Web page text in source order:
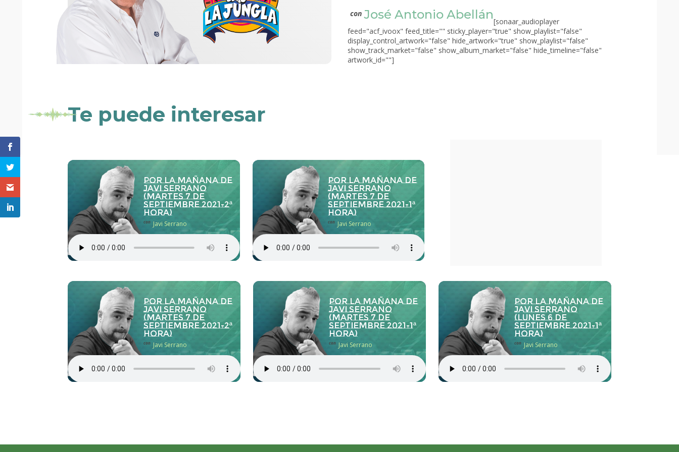
con José Antonio Abellán[sonaar_audioplayer
feed="acf_ivoox" feed_title="" sticky_player="true" show_playlist="false"
display_control_artwork="false" hide_artwork="true" show_playlist="false"
show_track_market="false" show_album_market="false" hide_timeline="false"
artwork_id=""]
Te puede interesar
Por la Mañana de
Javi Serrano
(martes 7 de
septiembre 2021-2ª
hora)
con Javi Serrano
Por la Mañana de
Javi Serrano
(martes 7 de
septiembre 2021-1ª
hora)
con Javi Serrano
Por la Mañana de
Javi Serrano
(martes 7 de
septiembre 2021-2ª
hora)
con Javi Serrano
Por la Mañana de
Javi Serrano
(martes 7 de
septiembre 2021-1ª
hora)
con Javi Serrano
Por la Mañana de
Javi Serrano
(lunes 6 de
septiembre 2021-1ª
hora)
con Javi Serrano